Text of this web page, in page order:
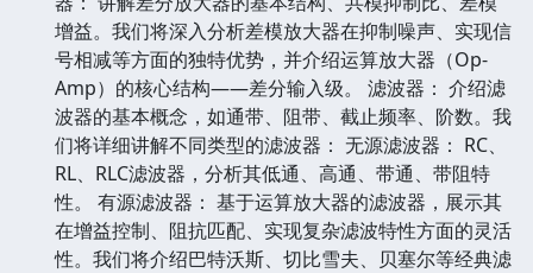
增益。我们将深入分析差模放大器在抑制噪声、实现信
号相减等方面的独特优势，并介绍运算放大器（Op-
Amp）的核心结构——差分输入级。 滤波器： 介绍滤
波器的基本概念，如通带、阻带、截止频率、阶数。我
们将详细讲解不同类型的滤波器： 无源滤波器： RC、
RL、RLC滤波器，分析其低通、高通、带通、带阻特
性。 有源滤波器： 基于运算放大器的滤波器，展示其
在增益控制、阻抗匹配、实现复杂滤波特性方面的灵活
性。我们将介绍巴特沃斯、切比雪夫、贝塞尔等经典滤